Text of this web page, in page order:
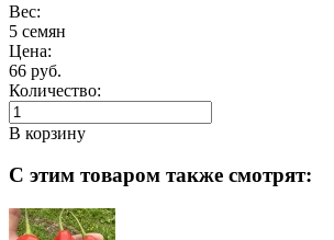
Вес:
5 семян
Цена:
66 руб.
Количество:
В корзину
С этим товаром также смотрят: